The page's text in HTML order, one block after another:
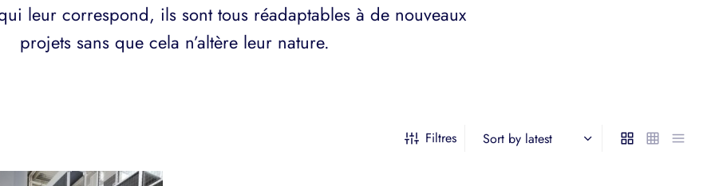
leur correspond, ils sont tous réadaptables à de nouveaux
projets sans que cela n’altère leur nature.
Filtres